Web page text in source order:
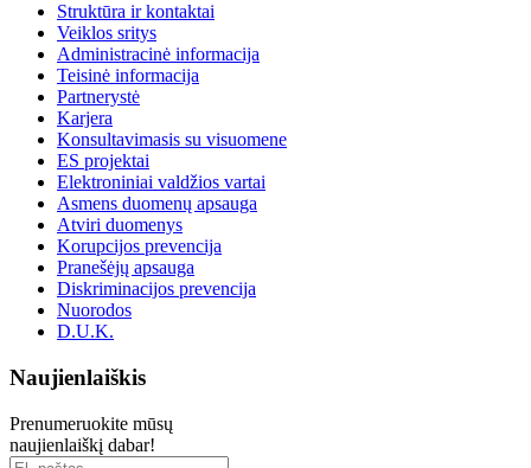
Struktūra ir kontaktai
Veiklos sritys
Administracinė informacija
Teisinė informacija
Partnerystė
Karjera
Konsultavimasis su visuomene
ES projektai
Elektroniniai valdžios vartai
Asmens duomenų apsauga
Atviri duomenys
Korupcijos prevencija
Pranešėjų apsauga
Diskriminacijos prevencija
Nuorodos
D.U.K.
Naujienlaiškis
Prenumeruokite mūsų
naujienlaiškį dabar!